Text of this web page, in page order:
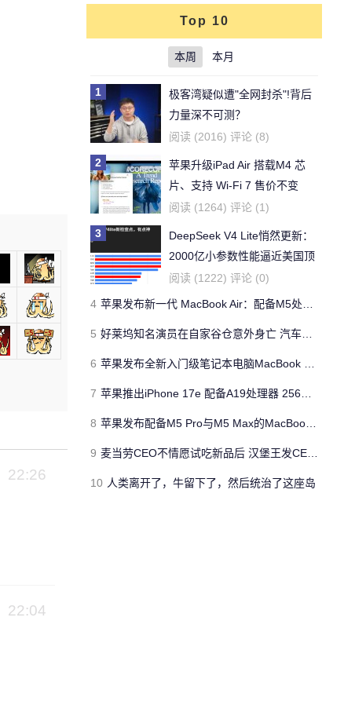
22:26
22:04
Top 10
本周 本月
1
极客湾疑似遭"全网封杀"!背后
力量深不可测？
阅读 (2016) 评论 (8)
2
苹果升级iPad Air 搭载M4 芯
片、支持 Wi‑Fi 7 售价不变
阅读 (1264) 评论 (1)
3
DeepSeek V4 Lite悄然更新：
2000亿小参数性能逼近美国顶
流
阅读 (1222) 评论 (0)
4 苹果发布新一代 MacBook Air：配备M5处理器 性能、存储与 AI 全面升级 ​
5 好莱坞知名演员在自家谷仓意外身亡 汽车搭电时突然自燃
6 苹果发布全新入门级笔记本电脑MacBook Neo 起售价599美元
7 苹果推出iPhone 17e 配备A19处理器 256GB容量起步 刘海屏依旧
8 苹果发布配备M5 Pro与M5 Max的MacBook Pro 本地AI能力再升级 ​
9 麦当劳CEO不情愿试吃新品后 汉堡王发CEO狠咬皇堡视频借势营销
10 人类离开了，牛留下了，然后统治了这座岛